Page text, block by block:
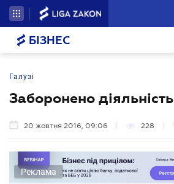
БІЗНЕС
Галузі
Заборонено діяльність
20 жовтня 2016, 09:06 228
Реклама